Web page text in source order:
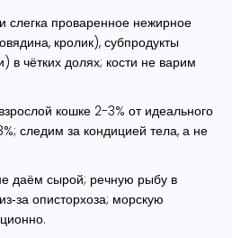
слегка проваренное нежирное
кролик), субпродукты
в чётких долях; кости не варим
кошке 2-3% от идеального
следим за кондицией тела, а не
даём сырой; речную рыбу в
описторхоза; морскую